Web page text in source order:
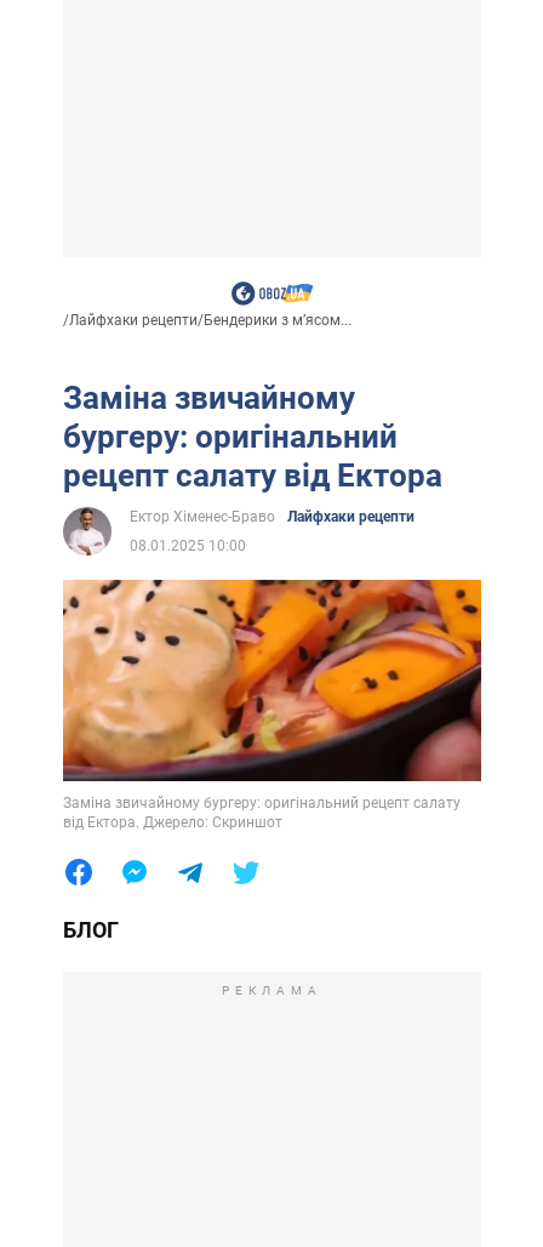
/Лайфхаки рецепти/Бендерики з м’ясом...
Заміна звичайному
бургеру: оригінальний
рецепт салату від Ектора
Ектор Хіменес-Браво
Лайфхаки рецепти
08.01.2025 10:00
Заміна звичайному бургеру: оригінальний рецепт салату
від Ектора. Джерело: Скриншот
БЛОГ
РЕКЛАМА